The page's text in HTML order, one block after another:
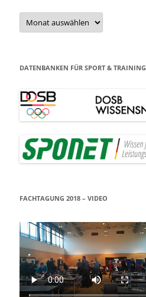
Archiv
DATENBANKEN FÜR SPORT & TRAINING
FACHTAGUNG 2018 – VIDEO